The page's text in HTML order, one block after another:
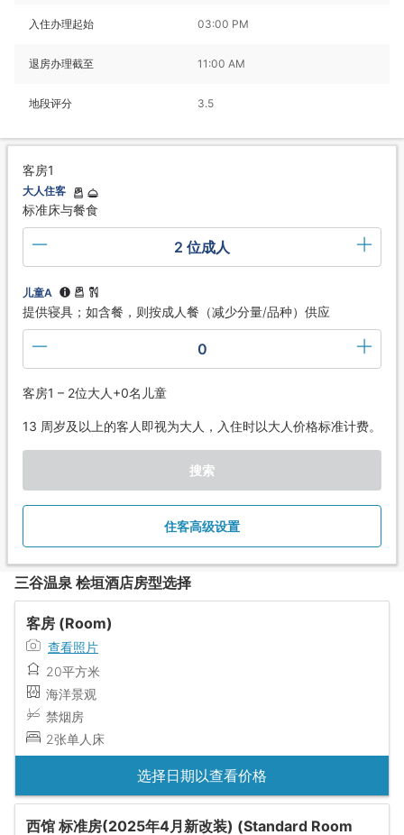
入住办理起始 03:00 PM
退房办理截至 11:00 AM
地段评分 3.5
客房1
大人住客
标准床与餐食
2 位成人
儿童A
提供寝具；如含餐，则按成人餐（减少分量/品种）供应
0
客房1 – 2位大人+0名儿童
13 周岁及以上的客人即视为大人，入住时以大人价格标准计费。
搜索
住客高级设置
三谷温泉 桧垣酒店房型选择
客房 (Room)
查看照片
20平方米
海洋景观
禁烟房
2张单人床
选择日期以查看价格
西馆 标准房(2025年4月新改装) (Standard Room